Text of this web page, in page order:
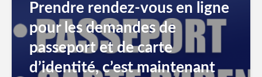
Prendre rendez-vous en ligne
pour les demandes de
passeport et de carte
d’identité, c’est maintenant